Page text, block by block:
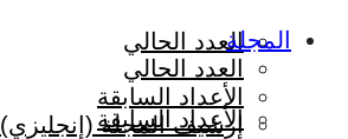
العدد الحالي
الأعداد السابقة
المجلة
العدد الحالي
الأعداد السابقة
إرشيف المجلة (إنجليزي)